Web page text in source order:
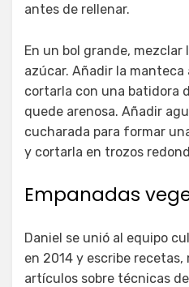
antes de rellenar.
En un bol grande, mezclar
azúcar. Añadir la
cortarla con una batidora
quede arenosa. Añadir
cucharada para formar
y cortarla en trozos
Empanadas
Daniel se unió al equipo
en 2014 y escribe recetas,
artículos sobre técnicas